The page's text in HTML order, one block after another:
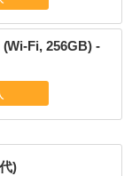
Fi, 256GB) -
)